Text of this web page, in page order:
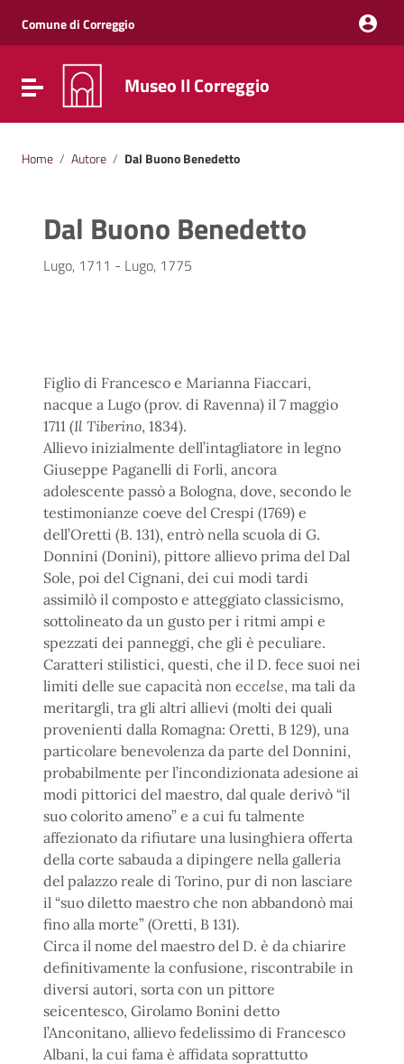
Vai al menu di navigazione
Vai al footer
Comune di Correggio
Attiva / disattiva la navigazione
Museo Il Correggio
Home / Autore / Dal Buono Benedetto
Dal Buono Benedetto
Lugo, 1711 - Lugo, 1775
Figlio di Francesco e Marianna Fiaccari,
nacque a Lugo (prov. di Ravenna) il 7 maggio
1711 (Il Tiberino, 1834).
Allievo inizialmente dell’intagliatore in legno
Giuseppe Paganelli di Forlì, ancora
adolescente passò a Bologna, dove, secondo le
testimonianze coeve del Crespi (1769) e
dell’Oretti (B. 131), entrò nella scuola di G.
Donnini (Donini), pittore allievo prima del Dal
Sole, poi del Cignani, dei cui modi tardi
assimilò il composto e atteggiato classicismo,
sottolineato da un gusto per i ritmi ampi e
spezzati dei panneggi, che gli è peculiare.
Caratteri stilistici, questi, che il D. fece suoi nei
limiti delle sue capacità non eccelse, ma tali da
meritargli, tra gli altri allievi (molti dei quali
provenienti dalla Romagna: Oretti, B 129), una
particolare benevolenza da parte del Donnini,
probabilmente per l’incondizionata adesione ai
modi pittorici del maestro, dal quale derivò “il
suo colorito ameno” e a cui fu talmente
affezionato da rifiutare una lusinghiera offerta
della corte sabauda a dipingere nella galleria
del palazzo reale di Torino, pur di non lasciare
il “suo diletto maestro che non abbandonò mai
fino alla morte” (Oretti, B 131).
Circa il nome del maestro del D. è da chiarire
definitivamente la confusione, riscontrabile in
diversi autori, sorta con un pittore
seicentesco, Girolamo Bonini detto
l’Anconitano, allievo fedelissimo di Francesco
Albani, la cui fama è affidata soprattutto